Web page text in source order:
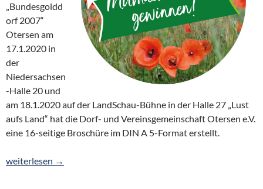
„Bundesgoldd
orf 2007“
Otersen am
17.1.2020 in
der
Niedersachsen
-Halle 20 und
am 18.1.2020 auf der LandSchau-Bühne in der Halle 27 „Lust
aufs Land“ hat die Dorf- und Vereinsgemeinschaft Otersen e.V.
eine 16-seitige Broschüre im DIN A 5-Format erstellt.
Otersen wirbt in Berlin für Dorfentwicklung und „Unser Dorf
weiterlesen →